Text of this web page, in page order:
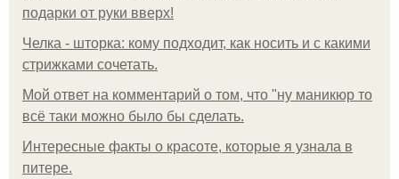
подарки от руки вверх!
Челка - шторка: кому подходит, как носить и с какими
стрижками сочетать.
Мой ответ на комментарий о том, что "ну маникюр то
всё таки можно было бы сделать.
Интересные факты о красоте, которые я узнала в
питере.